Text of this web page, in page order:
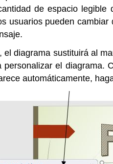
de espacio
usuarios pueden
diagrama sustituirá al
el
automáticamente,